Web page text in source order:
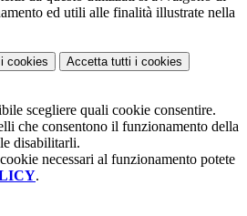
ed utili alle finalità illustrate nella
i cookies Accetta tutti i cookies
scegliere quali cookie consentire.
che consentono il funzionamento della
disabilitarli.
necessari al funzionamento potete
.